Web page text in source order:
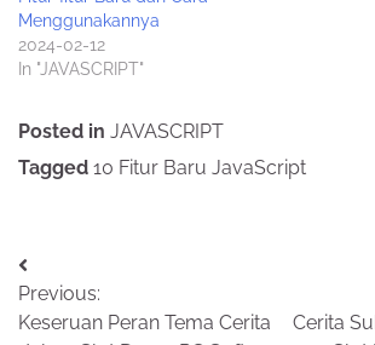
Menggunakannya
2024-02-12
In "JAVASCRIPT"
Posted in JAVASCRIPT
Tagged 10 Fitur Baru JavaScript
Post
navigation
Previous:
Keseruan Peran Tema Cerita
Cerita